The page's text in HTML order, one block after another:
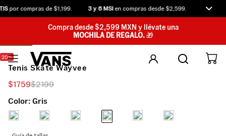
por compras de $1,199. 3 y 6 MSIen compras desde $2,599.
Compra desde $2,599 MXN y llévate una
MOCHILA DE REGALO.🎁
20%
Tenis Skate Wayvee
$1759$2199
Color:Gris